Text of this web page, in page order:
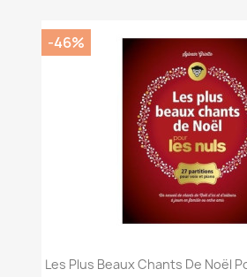
Les Plus Beaux Chants De Noël
-46%